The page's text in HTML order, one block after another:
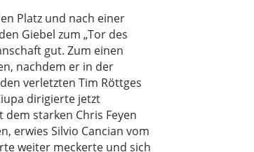
Platz und nach einer
Giebel zum „Tor des
gut. Zum einen
nachdem er in der
verletzten Tim Röttges
dirigierte jetzt
starken Chris Feyen
erwies Silvio Cancian vom
weiter meckerte und sich